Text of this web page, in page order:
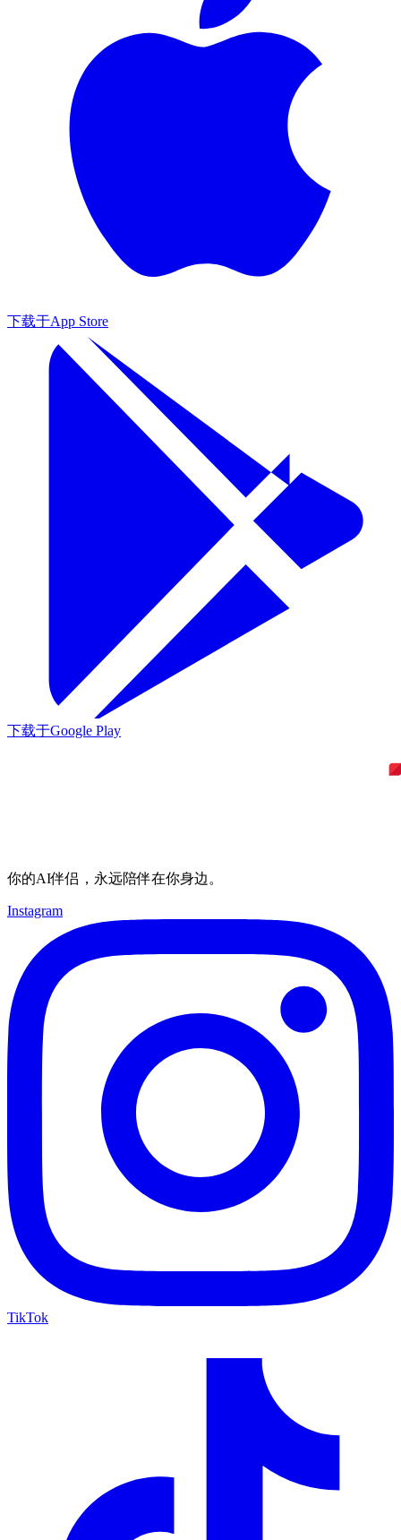
下载于App Store
下载于Google Play
你的AI伴侣，永远陪伴在你身边。
Instagram
TikTok